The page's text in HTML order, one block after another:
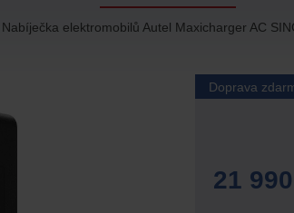
Nabíječka elektromobilů Autel Maxicharger AC
Doprava
21